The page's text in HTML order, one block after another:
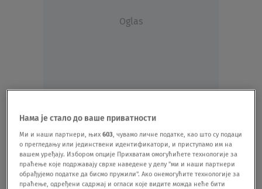
Oglas
parku pored FDU prebacili na elektronsku:
Mnogi građani sprečeni da prisustvuju,
predato više od 400 primedbi
DRUŠTVO17.03.
"Danas se mreža aktivira": Studenti u
blokadi pozvali građane da provere
Нама је стало до ваше приватности
Ми и наши партнери, њих603, чувамо личне податке, као што су подаци
о прегледању или јединствени идентификатори, и приступамо им на
вашем уређају. Избором опције Прихватам омогућићете технологије за
праћење које подржавају сврхе наведене у делу "ми и наши партнери
обрађујемо податке да бисмо пружили". Ако онемогућите технологије за
праћење, одређени садржај и огласи које видите можда неће бити